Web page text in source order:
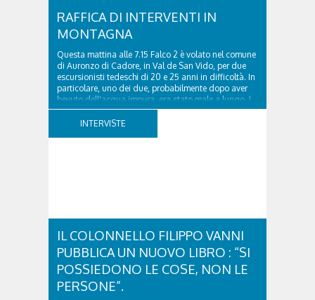
RAFFICA DI INTERVENTI IN
MONTAGNA
Questa mattina alle 7.15 Falco 2 è volato nel comune
di Auronzo di Cadore, in Val de San Vido, per due
escursionisti tedeschi di 20 e 25 anni in difficoltà. In
particolare, uno dei due, probabilmente dopo aver
bevuto dell'acqua impura, era stato male a lungo. I
due ragazzi, che avevano passato...
INTERVISTE
IL COLONNELLO FILIPPO VANNI
PUBBLICA UN NUOVO LIBRO : “SI
POSSIEDONO LE COSE, NON LE
PERSONE”.